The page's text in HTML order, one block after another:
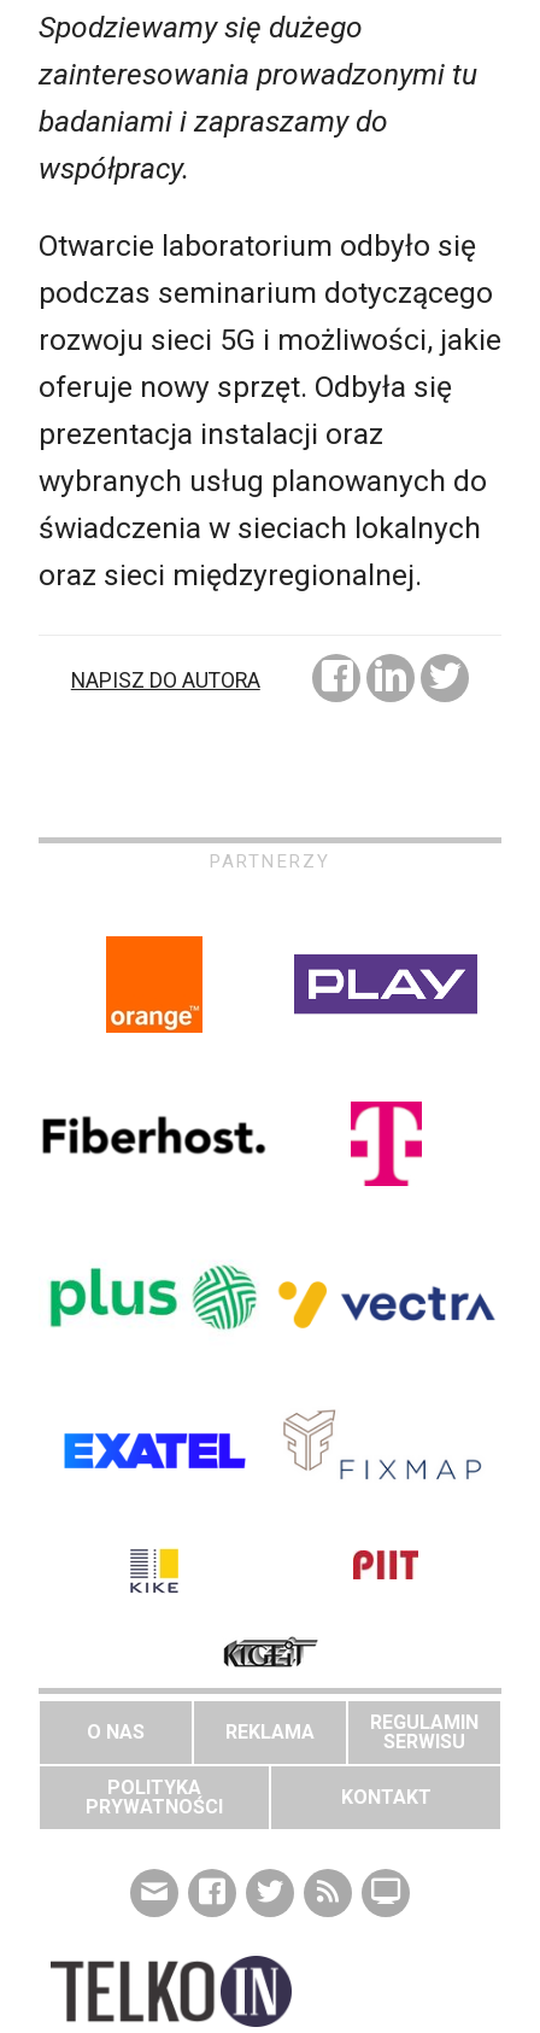
Spodziewamy się dużego
zainteresowania prowadzonymi tu
badaniami i zapraszamy do
współpracy.
Otwarcie laboratorium odbyło się
podczas seminarium dotyczącego
rozwoju sieci 5G i możliwości, jakie
oferuje nowy sprzęt. Odbyła się
prezentacja instalacji oraz
wybranych usług planowanych do
świadczenia w sieciach lokalnych
oraz sieci międzyregionalnej.
NAPISZ DO AUTORA
PARTNERZY
O NAS REKLAMA
REGULAMIN
SERWISU
POLITYKA
PRYWATNOŚCI
KONTAKT